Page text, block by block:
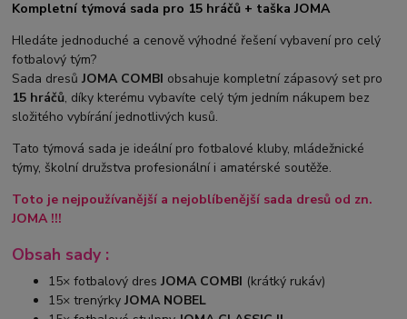
Kompletní týmová sada pro 15 hráčů + taška JOMA
Hledáte jednoduché a cenově výhodné řešení vybavení pro celý
fotbalový tým?
Sada dresůJOMA COMBI obsahuje kompletní zápasový set pro
15 hráčů, díky kterému vybavíte celý tým jedním nákupem bez
složitého vybírání jednotlivých kusů.
Tato týmová sada je ideální pro fotbalové kluby, mládežnické
týmy, školní družstva profesionální i amatérské soutěže.
Toto je nejpoužívanější a nejoblíbenější sada dresů od zn.
JOMA !!!
Obsah sady :
15× fotbalový dresJOMA COMBI (krátký rukáv)
15× trenýrkyJOMA NOBEL